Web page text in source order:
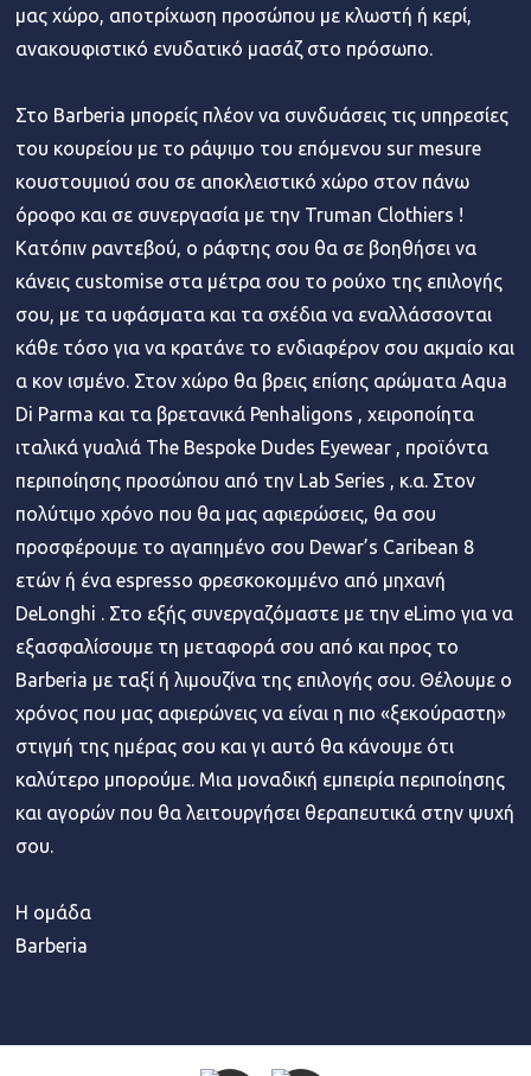
μας χώρο, αποτρίχωση προσώπου με κλωστή ή κερί,
ανακουφιστικό ενυδατικό μασάζ στο πρόσωπο.
Στο Barberia μπορείς πλέον να συνδυάσεις τις υπηρεσίες
του κουρείου με το ράψιμο του επόμενου sur mesure
κουστουμιού σου σε αποκλειστικό χώρο στον πάνω
όροφο και σε συνεργασία με την Truman Clothiers !
Κατόπιν ραντεβού, ο ράφτης σου θα σε βοηθήσει να
κάνεις customise στα μέτρα σου το ρούχο της επιλογής
σου, με τα υφάσματα και τα σχέδια να εναλλάσσονται
κάθε τόσο για να κρατάνε το ενδιαφέρον σου ακμαίο και
α κον ισμένο. Στον χώρο θα βρεις επίσης αρώματα Aqua
Di Parma και τα βρετανικά Penhaligons , χειροποίητα
ιταλικά γυαλιά The Bespoke Dudes Eyewear , προϊόντα
περιποίησης προσώπου από την Lab Series , κ.α. Στον
πολύτιμο χρόνο που θα μας αφιερώσεις, θα σου
προσφέρουμε το αγαπημένο σου Dewar’s Caribean 8
ετών ή ένα espresso φρεσκοκομμένο από μηχανή
DeLonghi . Στο εξής συνεργαζόμαστε με την eLimo για να
εξασφαλίσουμε τη μεταφορά σου από και προς το
Barberia με ταξί ή λιμουζίνα της επιλογής σου. Θέλουμε ο
χρόνος που μας αφιερώνεις να είναι η πιο «ξεκούραστη»
στιγμή της ημέρας σου και γι αυτό θα κάνουμε ότι
καλύτερο μπορούμε. Μια μοναδική εμπειρία περιποίησης
και αγορών που θα λειτουργήσει θεραπευτικά στην ψυχή
σου.
Η ομάδα
Barberia